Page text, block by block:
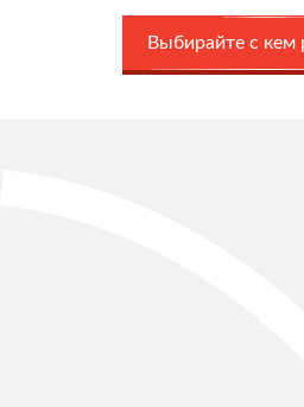
Выбирайте с кем